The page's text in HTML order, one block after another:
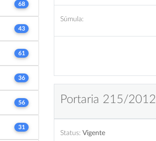
68
43
61
36
56
31
Súmula:
Portaria 215/2012
Status: Vigente